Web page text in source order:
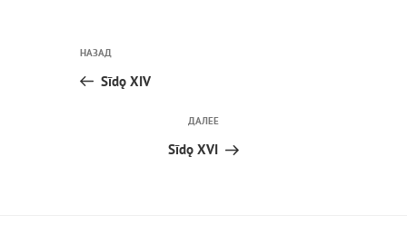
по
записям
Предыдущая
запись:
НАЗАД
Sīdǫ XIV
Следующая
запись
ДАЛЕЕ
Sīdǫ XVI